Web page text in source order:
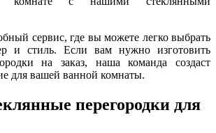
сервис, где вы можете легко выбрать
и стиль. Если вам нужно изготовить
на заказ, наша команда создаст
для вашей ванной комнаты.
перегородки для